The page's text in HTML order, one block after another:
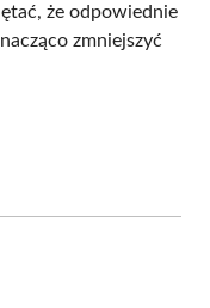
że odpowiednie
zmniejszyć